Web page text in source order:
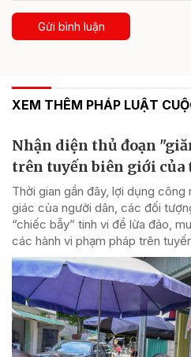
Gửi bình luận
XEM THÊM PHÁP LUẬT
Nhận diện thủ đoạn
trên tuyến biên giới của
Thời gian gần đây, lợi dụng
giác của người dân, các đối
“chiếc bẫy” tinh vi để lừa đảo,
các hành vi phạm pháp trên